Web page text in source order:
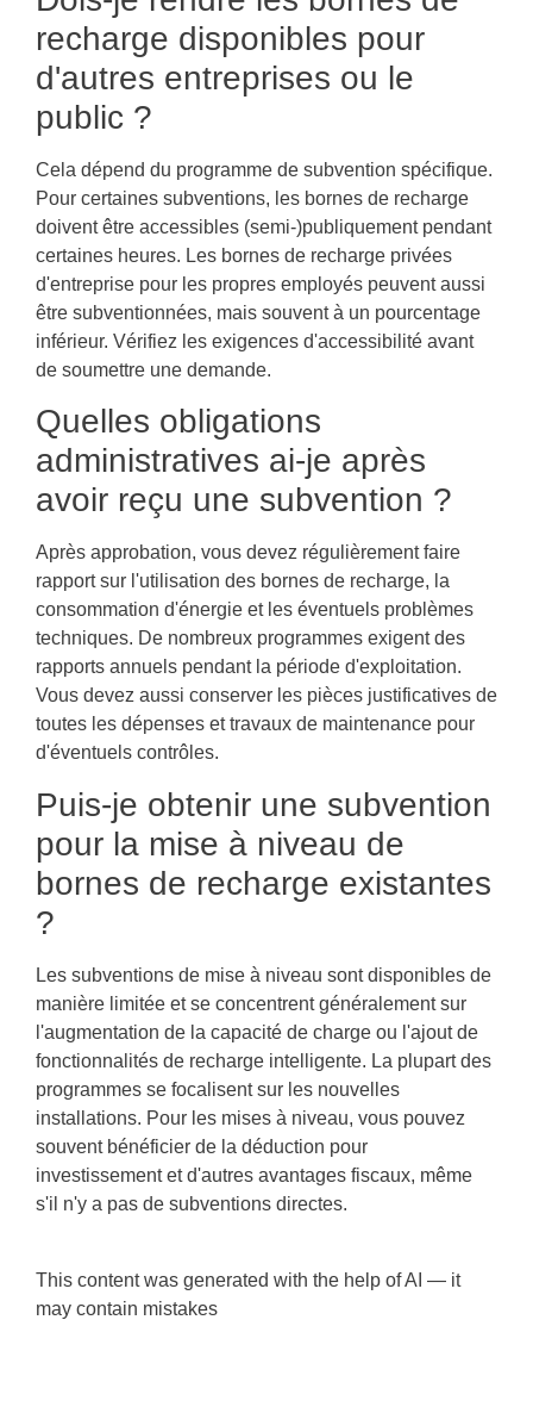
recharge disponibles pour
d'autres entreprises ou le
public ?
Cela dépend du programme de subvention spécifique.
Pour certaines subventions, les bornes de recharge
doivent être accessibles (semi-)publiquement pendant
certaines heures. Les bornes de recharge privées
d'entreprise pour les propres employés peuvent aussi
être subventionnées, mais souvent à un pourcentage
inférieur. Vérifiez les exigences d'accessibilité avant
de soumettre une demande.
Quelles obligations
administratives ai-je après
avoir reçu une subvention ?
Après approbation, vous devez régulièrement faire
rapport sur l'utilisation des bornes de recharge, la
consommation d'énergie et les éventuels problèmes
techniques. De nombreux programmes exigent des
rapports annuels pendant la période d'exploitation.
Vous devez aussi conserver les pièces justificatives de
toutes les dépenses et travaux de maintenance pour
d'éventuels contrôles.
Puis-je obtenir une subvention
pour la mise à niveau de
bornes de recharge existantes
?
Les subventions de mise à niveau sont disponibles de
manière limitée et se concentrent généralement sur
l'augmentation de la capacité de charge ou l'ajout de
fonctionnalités de recharge intelligente. La plupart des
programmes se focalisent sur les nouvelles
installations. Pour les mises à niveau, vous pouvez
souvent bénéficier de la déduction pour
investissement et d'autres avantages fiscaux, même
s'il n'y a pas de subventions directes.
This content was generated with the help of AI — it
may contain mistakes